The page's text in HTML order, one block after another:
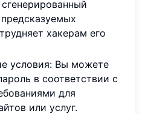
хакерам его
условия: Вы можете
в соответствии с
для
или услуг.